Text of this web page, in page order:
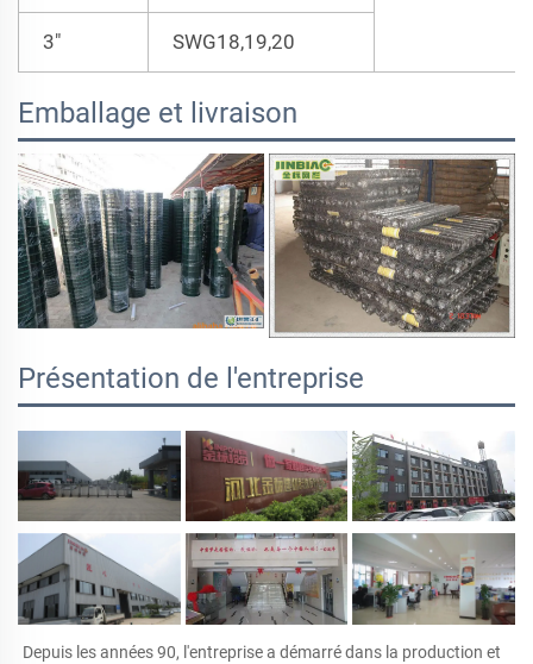
3" SWG18,19,20
Emballage et livraison
Présentation de l'entreprise
Depuis les années 90, l'entreprise a démarré dans la production et